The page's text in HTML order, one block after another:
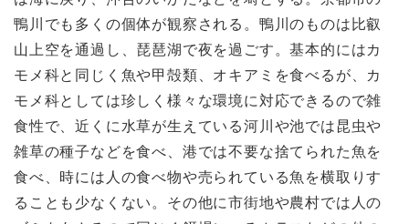
鴨川でも多くの個体が観察される。鴨川のものは比叡
山上空を通過し、琵琶湖で夜を過ごす。基本的にはカ
モメ科と同じく魚や甲殻類、オキアミを食べるが、カ
モメ科としては珍しく様々な環境に対応できるので雑
食性で、近くに水草が生えている河川や池では昆虫や
雑草の種子などを食べ、港では不要な捨てられた魚を
食べ、時には人の食べ物や売られている魚を横取りす
ることも少なくない。その他に市街地や農村では人の